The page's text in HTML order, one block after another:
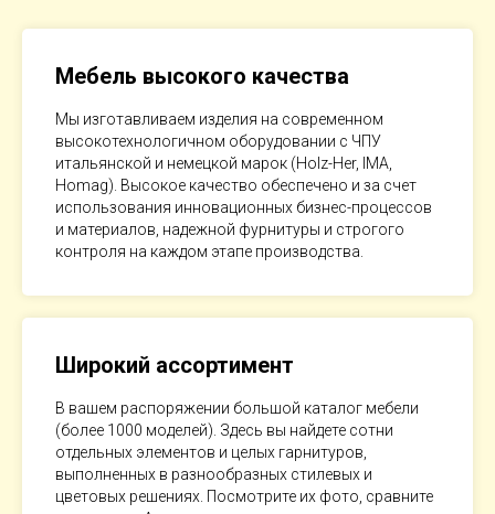
Мебель высокого качества
Мы изготавливаем изделия на современном
высокотехнологичном оборудовании с ЧПУ
итальянской и немецкой марок (Holz-Her, IMA,
Homag). Высокое качество обеспечено и за счет
использования инновационных бизнес-процессов
и материалов, надежной фурнитуры и строгого
контроля на каждом этапе производства.
Широкий ассортимент
В вашем распоряжении большой каталог мебели
(более 1000 моделей). Здесь вы найдете сотни
отдельных элементов и целых гарнитуров,
выполненных в разнообразных стилевых и
цветовых решениях. Посмотрите их фото, сравните